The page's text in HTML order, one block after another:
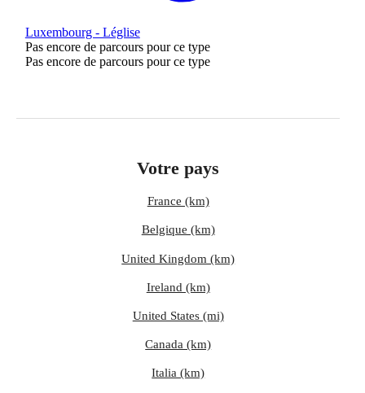
Luxembourg - Léglise
Pas encore de parcours pour ce type
Pas encore de parcours pour ce type
Votre pays
France (km)
Belgique (km)
United Kingdom (km)
Ireland (km)
United States (mi)
Canada (km)
Italia (km)